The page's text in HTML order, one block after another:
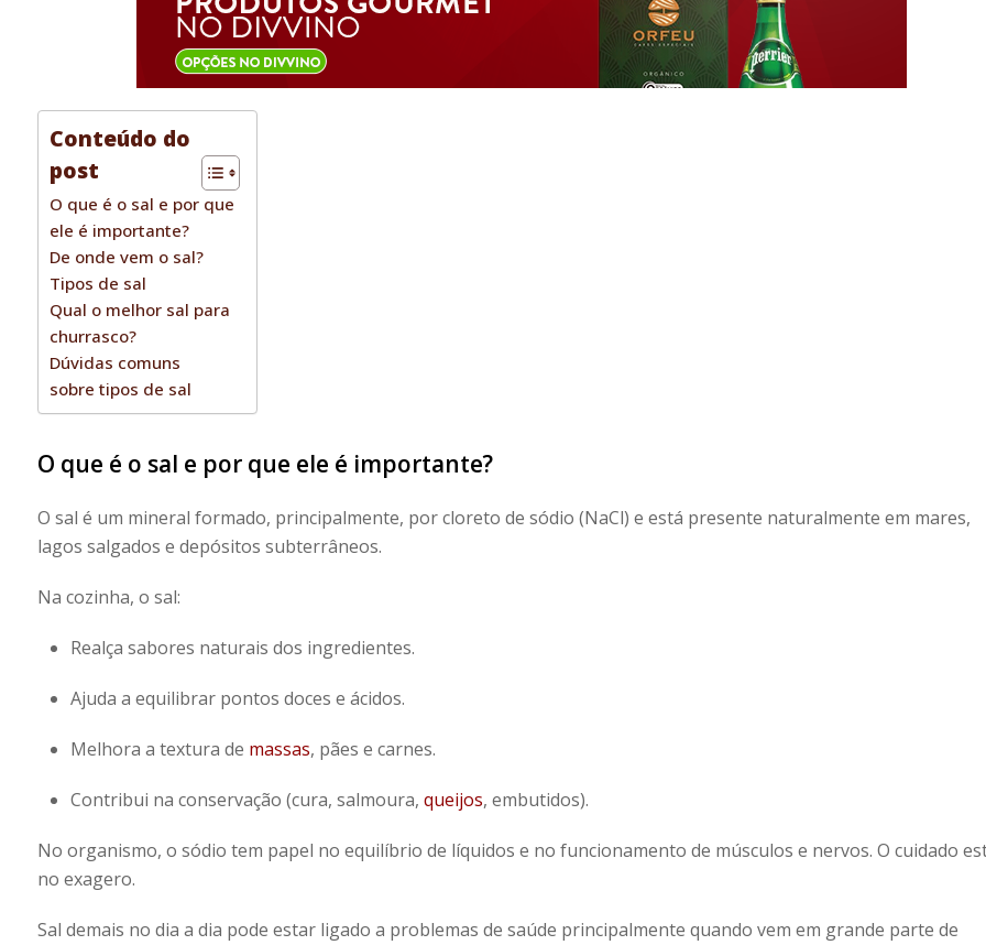
Conteúdo do
post
O que é o sal e por que
ele é importante?
De onde vem o sal?
Tipos de sal
Qual o melhor sal para
churrasco?
Dúvidas comuns
sobre tipos de sal
O que é o sal e por que ele é importante?
O sal é um mineral formado, principalmente, por cloreto de sódio (NaCl) e está presente naturalmente em mares,
lagos salgados e depósitos subterrâneos.
Na cozinha, o sal:
Realça sabores naturais dos ingredientes.
Ajuda a equilibrar pontos doces e ácidos.
Melhora a textura de massas, pães e carnes.
Contribui na conservação (cura, salmoura, queijos, embutidos).
No organismo, o sódio tem papel no equilíbrio de líquidos e no funcionamento de músculos e nervos. O cuidado
no exagero.
Sal demais no dia a dia pode estar ligado a problemas de saúde principalmente quando vem em grande parte de